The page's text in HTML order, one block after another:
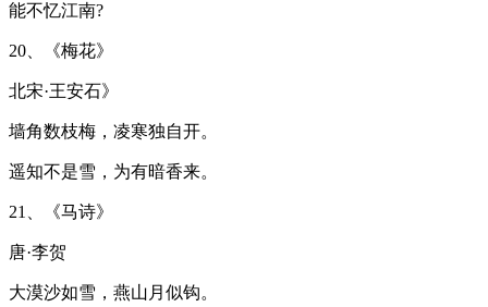
能不忆江南?
20、《梅花》
北宋·王安石》
墙角数枝梅，凌寒独自开。
遥知不是雪，为有暗香来。
21、《马诗》
唐·李贺
大漠沙如雪，燕山月似钩。